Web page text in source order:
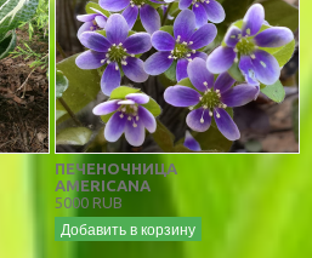
ПЕЧЕНОЧНИЦА
AMERICANA
5000 RUB
Добавить в корзину